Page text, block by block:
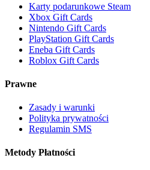
Karty podarunkowe Steam
Xbox Gift Cards
Nintendo Gift Cards
PlayStation Gift Cards
Eneba Gift Cards
Roblox Gift Cards
Prawne
Zasady i warunki
Polityka prywatności
Regulamin SMS
Metody Płatności